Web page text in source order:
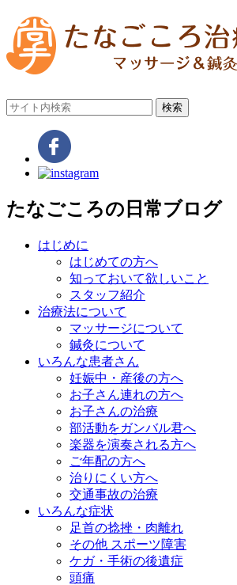
検索
たなごころの日常ブログ
はじめに
はじめての方へ
知っておいて欲しいこと
スタッフ紹介
治療法について
マッサージについて
鍼灸について
いろんな患者さん
妊娠中・産後の方へ
お子さん連れの方へ
お子さんの治療
部活動をガンバル君へ
楽器を演奏される方へ
ご年配の方へ
治りにくい方へ
交通事故の治療
いろんな症状
足首の捻挫・肉離れ
その他 スポーツ障害
ケガ・手術の後遺症
頭痛